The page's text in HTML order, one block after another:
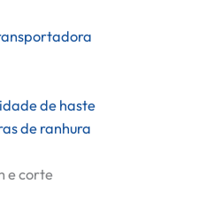
de haste
de ranhura
e corte